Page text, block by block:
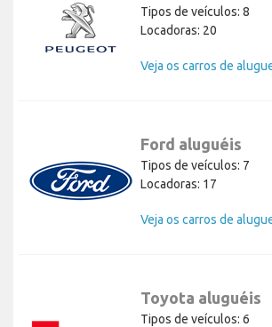
Tipos de veículos: 8
Locadoras: 20
Veja os carros de
Ford aluguéis
Tipos de veículos: 7
Locadoras: 17
Veja os carros de
Toyota aluguéis
Tipos de veículos: 6